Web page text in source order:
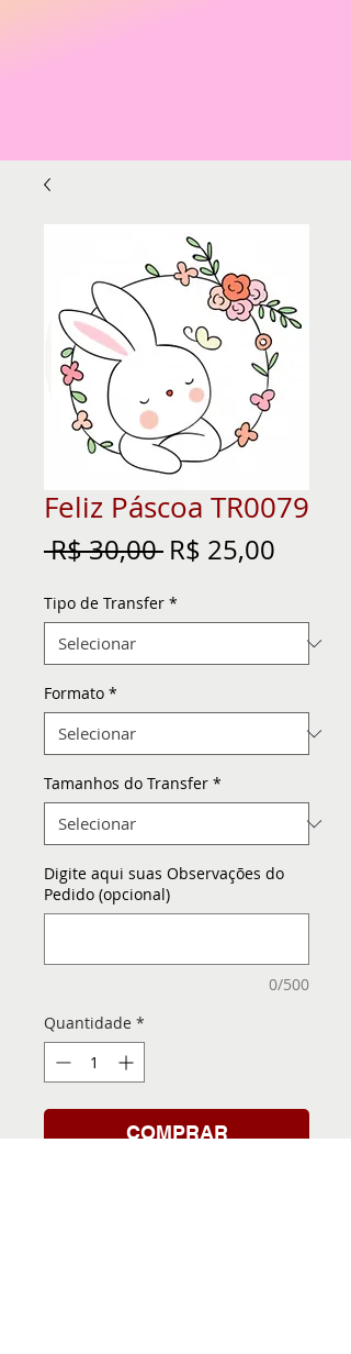
Feliz Páscoa TR0079
R$ 30,00 Preço
R$ 25,00
Tipo de Transfer *
Formato *
Tamanhos do Transfer *
Digite aqui suas Observações do
Pedido (opcional)
0/500
Quantidade *
COMPRAR